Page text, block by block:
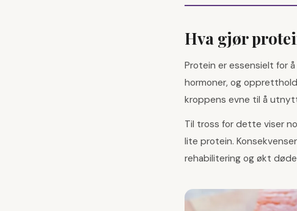
Hva gjør
Protein er essensielt for
hormoner, og
kroppens evne til å
Til tross for dette viser
lite protein.
rehabilitering og økt